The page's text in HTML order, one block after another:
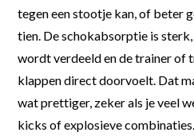
tegen een stootje kan, of beter
tien. De schokabsorptie is
wordt verdeeld en de trainer of
klappen direct doorvoelt. Dat
wat prettiger, zeker als je veel
kicks of explosieve